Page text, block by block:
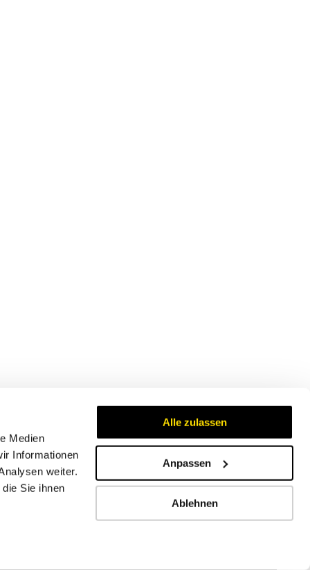
Medien
Informationen
weiter.
Sie ihnen
Alle zulassen
Anpassen
Ablehnen
Zertifikate